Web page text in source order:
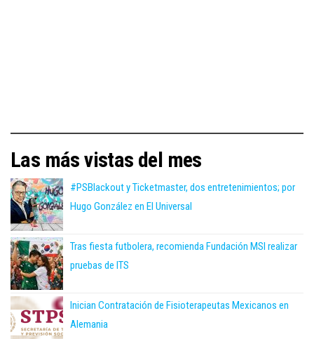
Las más vistas del mes
#PSBlackout y Ticketmaster, dos entretenimientos; por
Hugo González en El Universal
Tras fiesta futbolera, recomienda Fundación MSI realizar
pruebas de ITS
Inician Contratación de Fisioterapeutas Mexicanos en
Alemania